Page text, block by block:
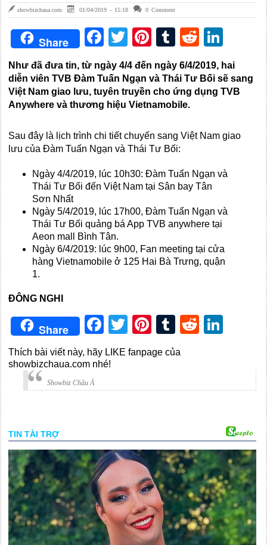
showbizchaua.com 01/04/2019 - 15:18 0 Comment
Share Facebook
TwitterPinterest
TumblrReddit
Như đã đưa tin, từ ngày 4/4 đến ngày 6/4/2019, hai
diễn viên TVB Đàm Tuấn Ngạn và Thái Tư Bối sẽ sang
Việt Nam giao lưu, tuyên truyền cho ứng dụng TVB
Anywhere và thương hiệu Vietnamobile.
Sau đây là lịch trình chi tiết chuyến sang Việt Nam giao
lưu của Đàm Tuấn Ngạn và Thái Tư Bối:
Ngày 4/4/2019, lúc 10h30: Đàm Tuấn Ngạn và
Thái Tư Bối đến Việt Nam tại Sân bay Tân
Sơn Nhất
Ngày 5/4/2019, lúc 17h00, Đàm Tuấn Ngạn và
Thái Tư Bối quảng bá App TVB anywhere tại
Aeon mall Bình Tân.
Ngày 6/4/2019: lúc 9h00, Fan meeting tại cửa
hàng Vietnamobile ở 125 Hai Bà Trưng, quận
1.
ĐÔNG NGHI
Share Facebook
TwitterPinterest
TumblrReddit
Thích bài viết này, hãy LIKE fanpage của
showbizchaua.com nhé!
Showbiz Châu Á